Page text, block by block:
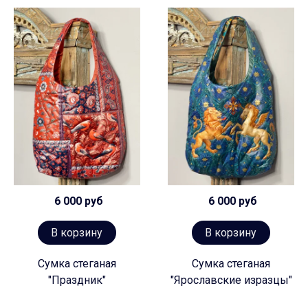
6 000 руб
В корзину
Сумка стеганая
"Праздник"
6 000 руб
В корзину
Сумка стеганая
"Ярославские изразцы"